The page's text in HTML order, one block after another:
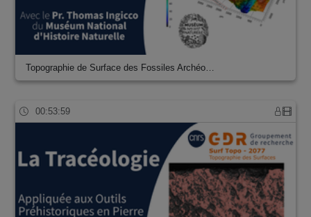
Topographie de Surface des Fossiles Archéo…
00:53:59